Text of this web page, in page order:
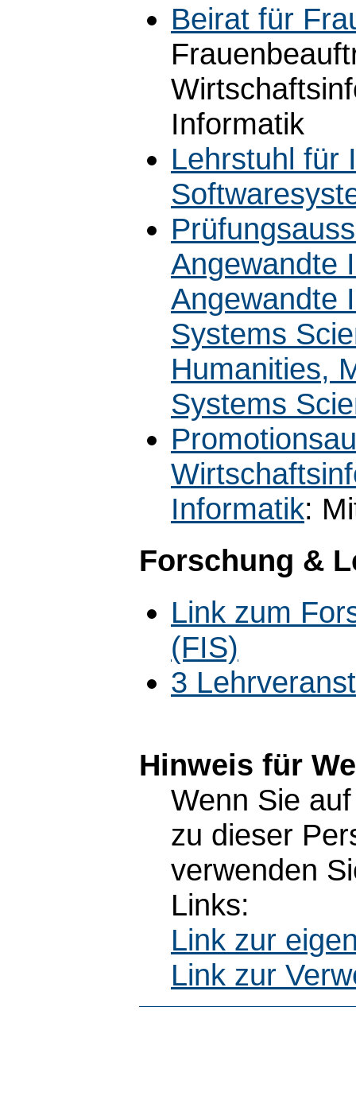
Beirat für
Informatik
Lehrstuhl für
Angewandte
Angewandte
Systems
Humanities,
Systems
Informatik:
Forschung &
Link zum
(FIS)
3
Hinweis für
Wenn Sie
zu dieser
verwenden
Links:
Link zur
Link zur